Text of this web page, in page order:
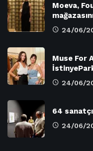
Moeva,
24/06/
Muse For
24/06/
64
24/06/